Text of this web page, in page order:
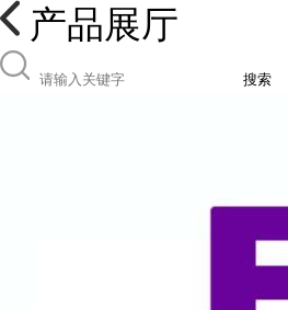
产品展厅
搜索